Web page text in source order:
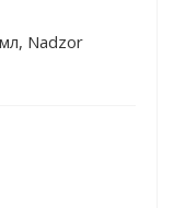
Nadzor